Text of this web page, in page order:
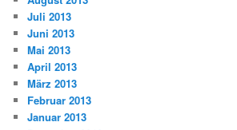
Juli 2013
Juni 2013
Mai 2013
April 2013
März 2013
Februar 2013
Januar 2013